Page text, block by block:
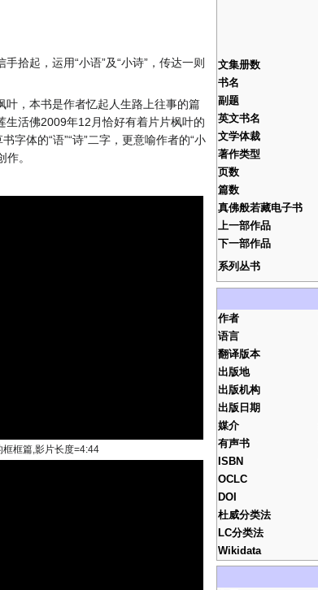
文集册数
书名
副题
英文书名
文学体裁
著作类型
页数
篇数
真佛般若藏电子书
上一部作品
下一部作品
系列丛书
作者
语言
翻译版本
出版地
出版机构
出版日期
媒介
有声书
ISBN
OCLC
DOI
杜威分类法
LC分类法
Wikidata
拾起，运用“小语”及“小诗”，传达一则
，本书是作者忆起人生路上往事的篇
活佛2009年12月恰好有着片片枫叶的
字体的“语”“诗”二字，更意喻作者的“小
。
框篇,影片长度=4:44